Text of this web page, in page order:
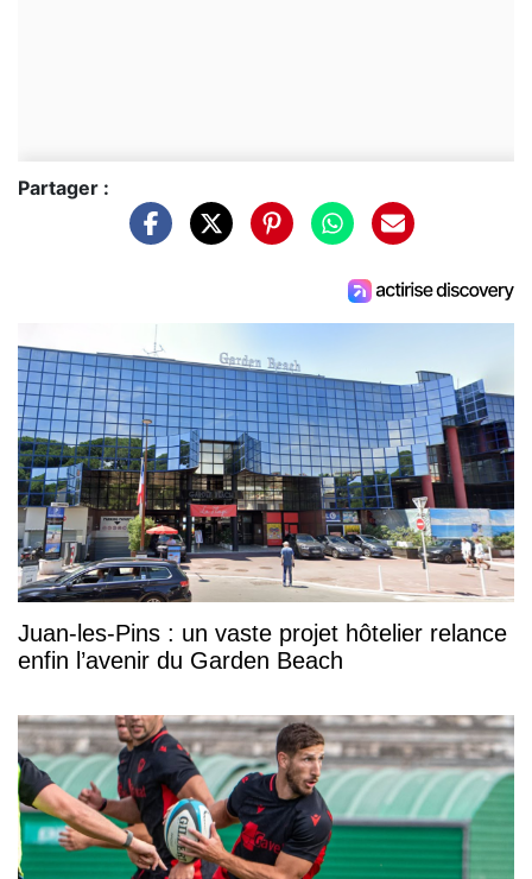
Partager :
Juan-les-Pins : un vaste projet hôtelier relance
enfin l’avenir du Garden Beach